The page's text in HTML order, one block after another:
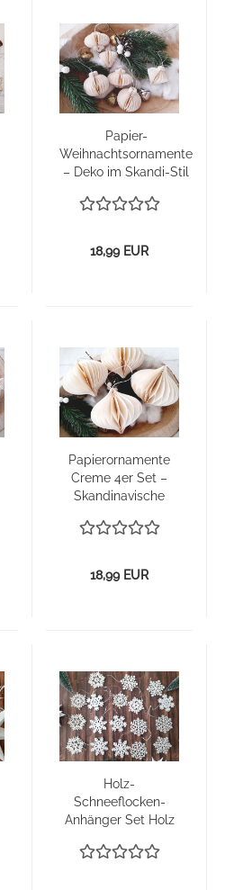
Papier-​​
Weih­nachts­or­na­men­te
– Deko im Skandi-​​Stil
18,99 EUR
Pa­pier­or­na­men­te
Creme 4er Set –
Skan­di­na­vi­sche
18,99 EUR
Holz-​
Schneeflocken-​
Anhänger Set Holz